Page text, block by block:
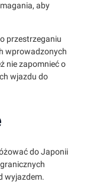
aby
przestrzeganiu
wprowadzonych
nie zapomnieć o
wjazdu do
do Japonii
wyjazdem.